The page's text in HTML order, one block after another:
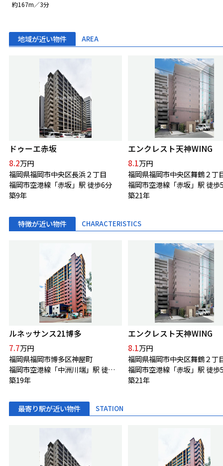
約167m／3分
地域が近い物件 AREA
ドゥーエ赤坂
8.2万円
福岡県福岡市中央区長浜２丁目
福岡市空港線「赤坂」駅 徒歩6分
築9年
エンクレスト天神WING
8.1万円
福岡県福岡市中央区舞鶴２丁
福岡市空港線「赤坂」駅 徒歩
築21年
特徴が近い物件 CHARACTERISTICS
ルネッサンス21博多
7.7万円
福岡県福岡市博多区神屋町
福岡市空港線「中洲川端」駅 徒歩10分
築19年
エンクレスト天神WING
8.1万円
福岡県福岡市中央区舞鶴２丁
福岡市空港線「赤坂」駅 徒歩
築21年
最寄り駅が近い物件 STATION